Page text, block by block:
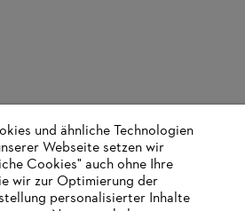
von Kindern und Familien
und ähnliche Technologien
Webseite setzen wir
Cookies" auch ohne Ihre
wir zur Optimierung der
personalisierter Inhalte